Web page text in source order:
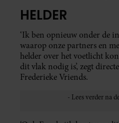
HELDER
‘Ik ben opnieuw onder de
waarop onze partners en
helder over het voetlicht
dit vlak nodig is’, zegt
Frederieke Vriends.